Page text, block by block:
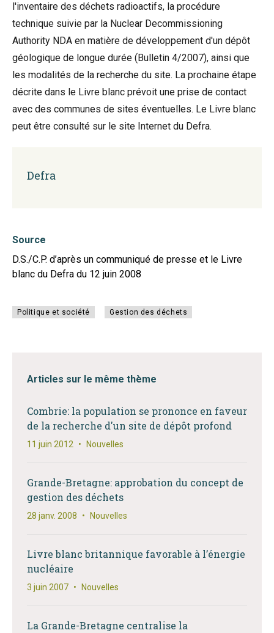
l'inventaire des déchets radioactifs, la procédure
technique suivie par la Nuclear Decommissioning
Authority NDA en matière de développement d'un dépôt
géologique de longue durée (Bulletin 4/2007), ainsi que
les modalités de la recherche du site. La prochaine étape
décrite dans le Livre blanc prévoit une prise de contact
avec des communes de sites éventuelles. Le Livre blanc
peut être consulté sur le site Internet du Defra.
Defra
Source
D.S./C.P. d’après un communiqué de presse et le Livre
blanc du Defra du 12 juin 2008
Politique et société Gestion des déchets
Articles sur le même thème
Combrie: la population se prononce en faveur
de la recherche d'un site de dépôt profond
11 juin 2012 • Nouvelles
Grande-Bretagne: approbation du concept de
gestion des déchets
28 janv. 2008 • Nouvelles
Livre blanc britannique favorable à l’énergie
nucléaire
3 juin 2007 • Nouvelles
La Grande-Bretagne centralise la